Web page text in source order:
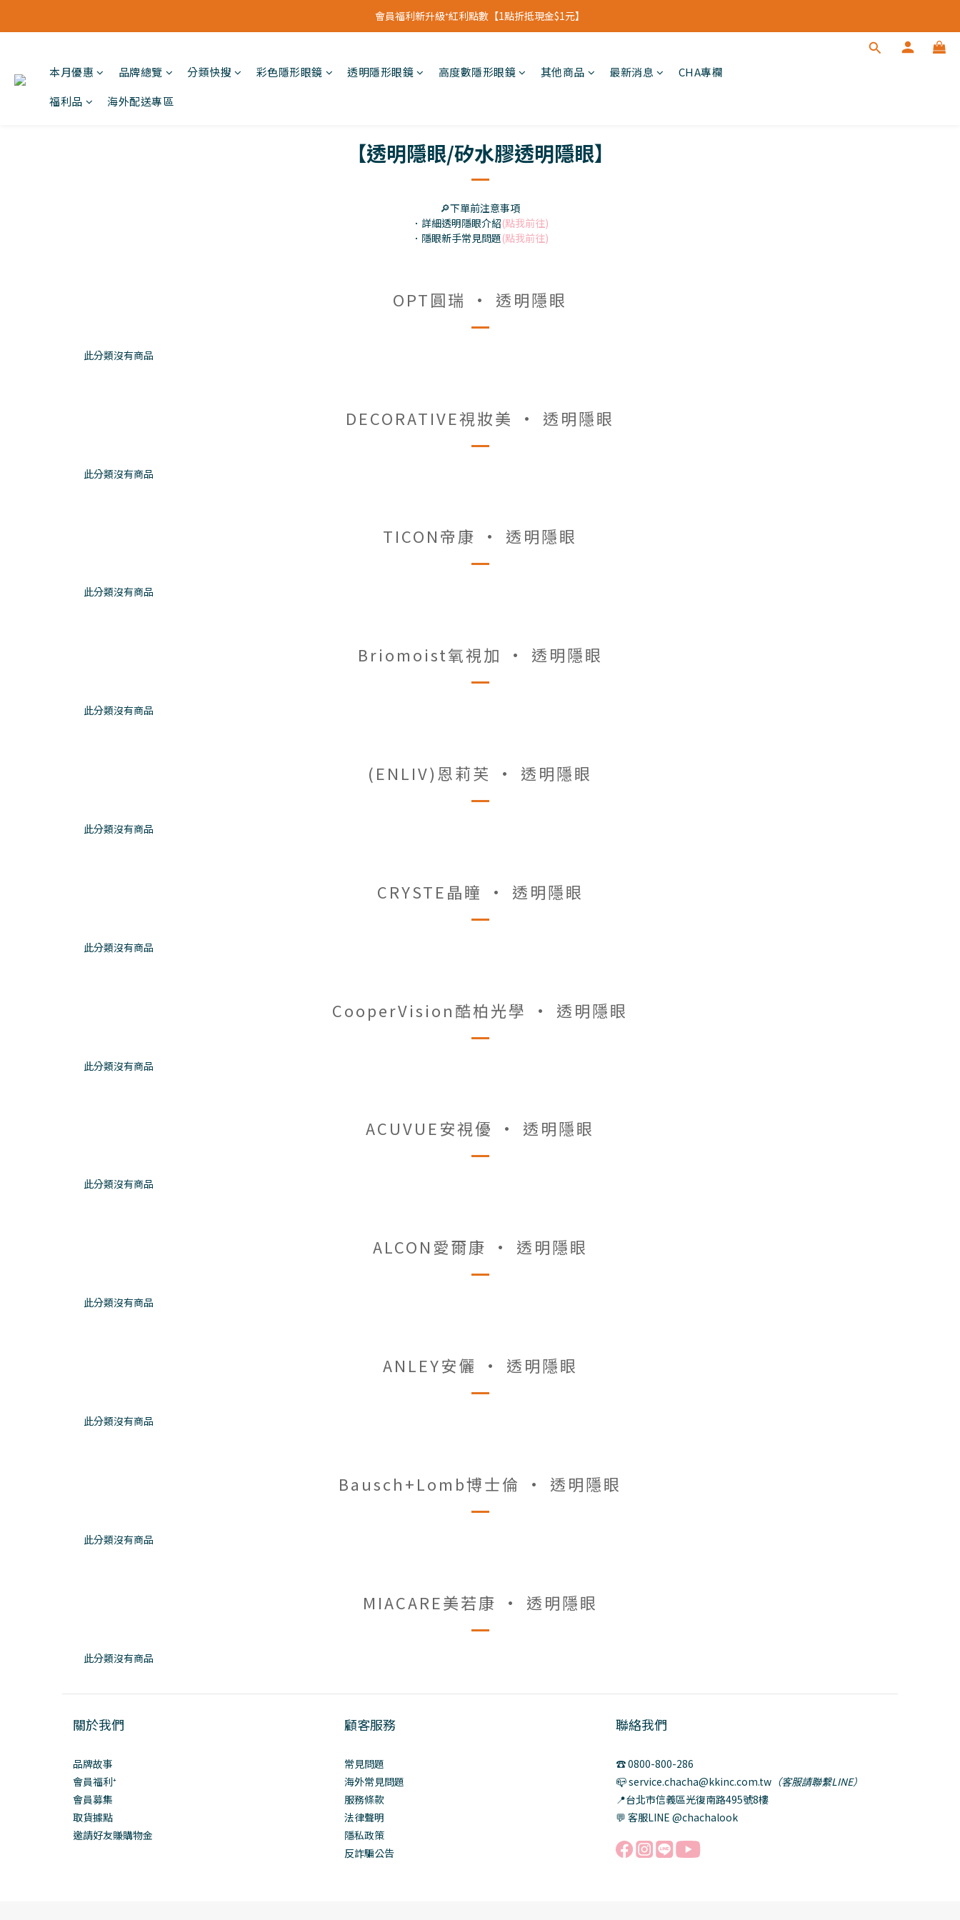
立即加入會員領【$200購物金】首次消費即可折抵
會員福利新升級⁺紅利點數【1點折抵現金$1元】
本月優惠 品牌總覽 分類快搜 彩色隱形眼鏡 透明隱形眼鏡 高度數隱形眼鏡 其他商品 最新消息
CHA專欄
福利品
海外配送專區
【透明隱眼/矽水膠透明隱眼】
🔎下單前注意事項
．詳細透明隱眼介紹(點我前往)
．隱眼新手常見問題(點我前往)
OPT圓瑞 • 透明隱眼
此分類沒有商品
DECORATIVE視妝美 • 透明隱眼
此分類沒有商品
TICON帝康 • 透明隱眼
此分類沒有商品
Briomoist氧視加 • 透明隱眼
此分類沒有商品
(ENLIV)恩莉芙 • 透明隱眼
此分類沒有商品
CRYSTE晶瞳 • 透明隱眼
此分類沒有商品
CooperVision酷柏光學 • 透明隱眼
此分類沒有商品
ACUVUE安視優 • 透明隱眼
此分類沒有商品
ALCON愛爾康 • 透明隱眼
此分類沒有商品
ANLEY安儷 • 透明隱眼
此分類沒有商品
Bausch+Lomb博士倫 • 透明隱眼
此分類沒有商品
MIACARE美若康 • 透明隱眼
此分類沒有商品
關於我們
品牌故事
會員福利⁺
會員募集
取貨據點
邀請好友賺購物金
顧客服務
常見問題
海外常見問題
服務條款
法律聲明
隱私政策
反詐騙公告
聯絡我們
☎️ 0800-800-286
📪 service.chacha@kkinc.com.tw （客服請聯繫LINE）
📍台北市信義區光復南路495號8樓
💬 客服LINE @chachalook